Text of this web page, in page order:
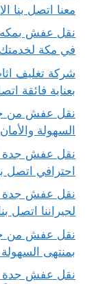
معنا اتصل بنا
في مكة لخدمتك
بعناية فائقة
السهولة
احترافي اتصل
لجيراننا اتصل
بمنتهى